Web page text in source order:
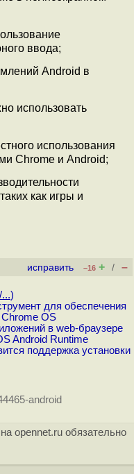
ввода;
Android в
использовать
использования
Chrome и Android;
как игры и
исправить –16 + / –
)
для обеспечения
OS
в web-браузере
Android Runtime
поддержка установки
android
opennet.ru обязательно